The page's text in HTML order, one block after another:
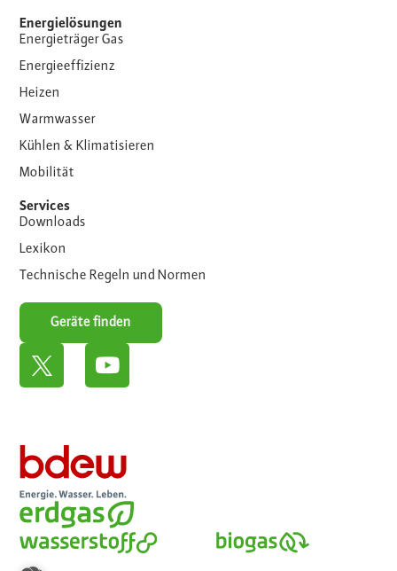
Energielösungen
Energieträger Gas
Energieeffizienz
Heizen
Warmwasser
Kühlen & Klimatisieren
Mobilität
Services
Downloads
Lexikon
Technische Regeln und Normen
Geräte finden